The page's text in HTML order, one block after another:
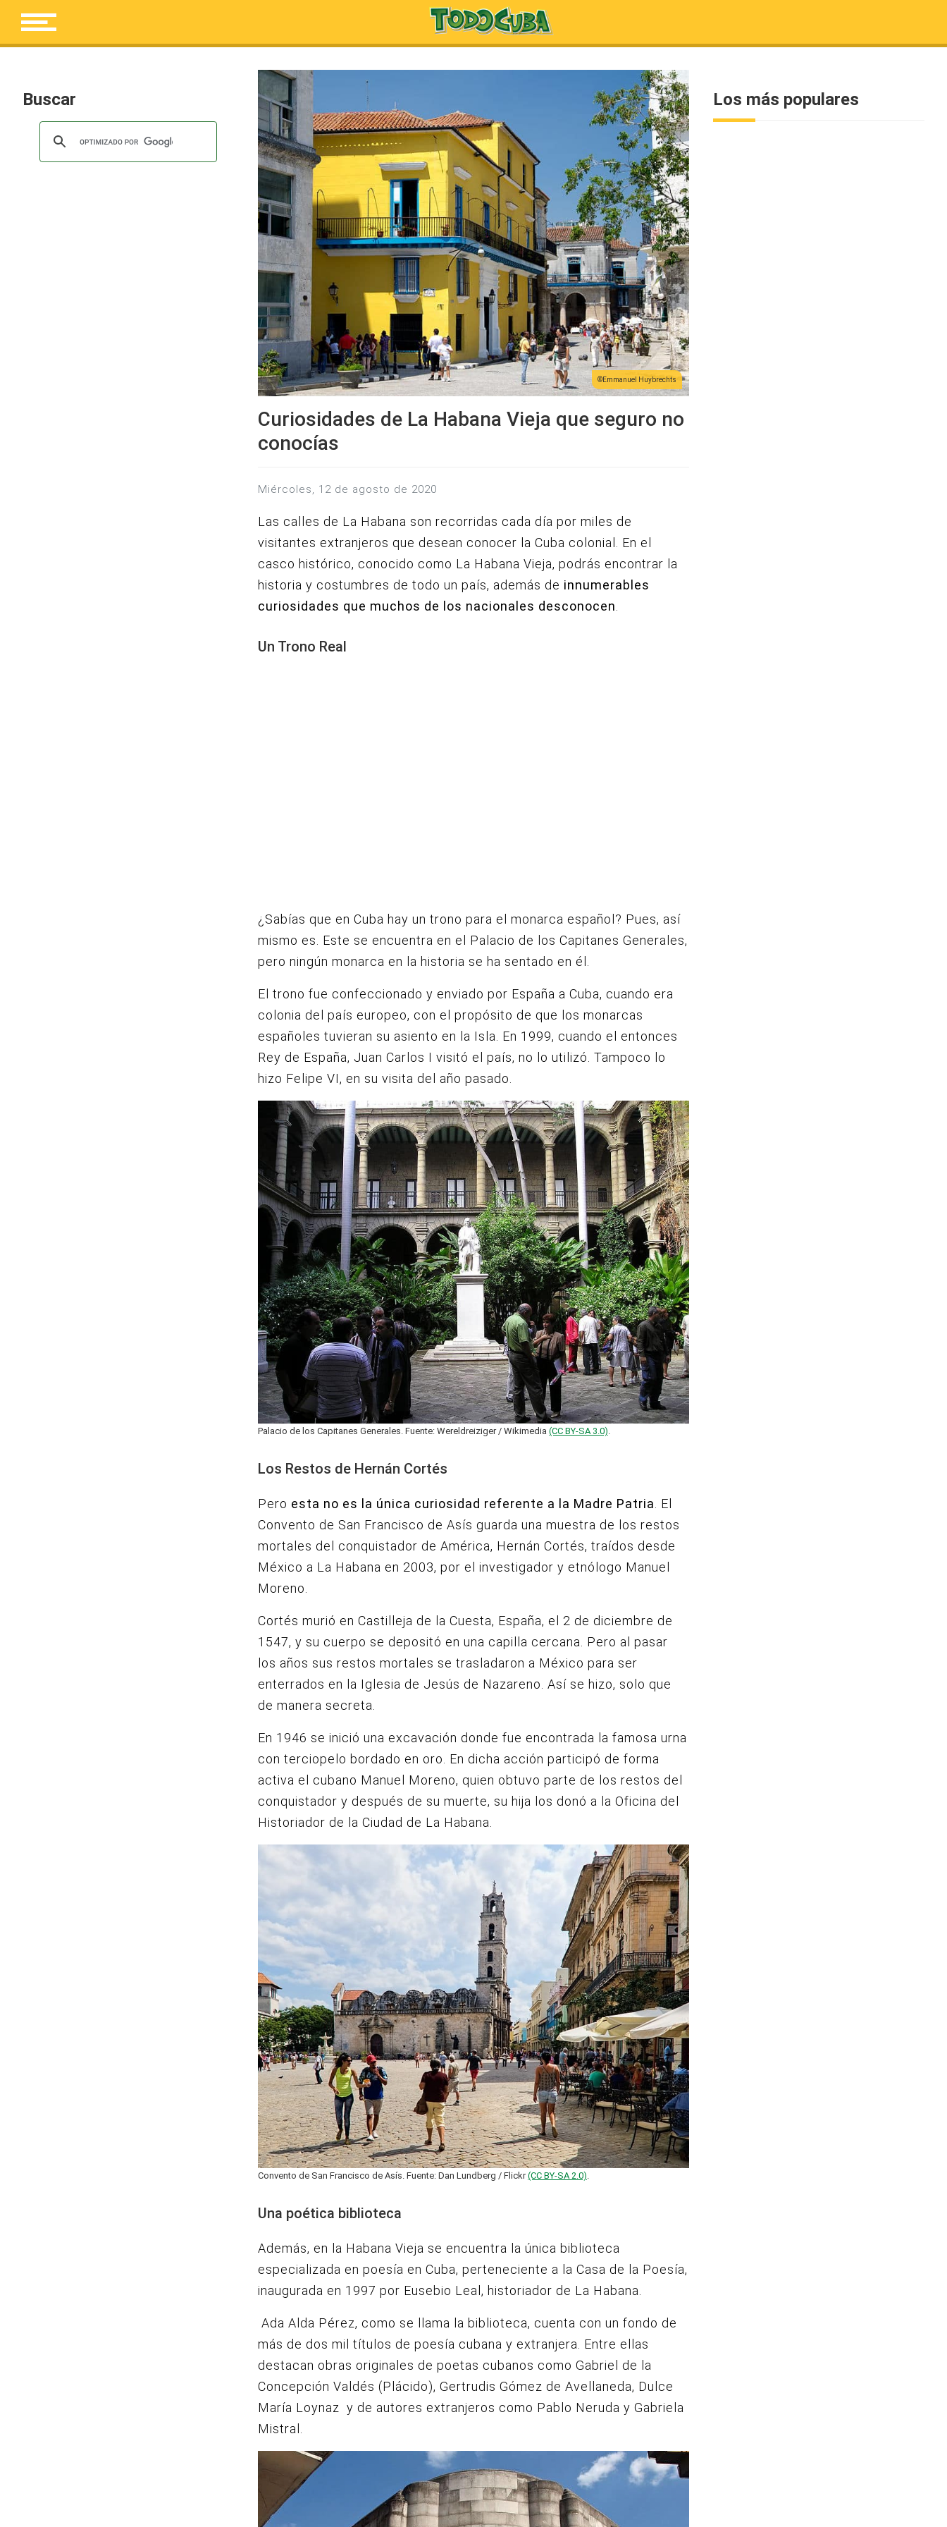
Buscar
Emmanuel Huybrechts
Curiosidades de La Habana Vieja que seguro no
conocías
miércoles, 12 de agosto de 2020
Las calles de La Habana son recorridas cada día por miles de
visitantes extranjeros que desean conocer la Cuba colonial. En el
casco histórico, conocido como La Habana Vieja, podrás encontrar la
historia y costumbres de todo un país, además de innumerables
curiosidades que muchos de los nacionales desconocen
Un Trono Real
¿Sabías que en Cuba hay un trono para el monarca español? Pues, así
mismo es. Este se encuentra en el Palacio de los Capitanes Generales,
pero ningún monarca en la historia se ha sentado en él.
El trono fue confeccionado y enviado por España a Cuba, cuando era
colonia del país europeo, con el propósito de que los monarcas
españoles tuvieran su asiento en la Isla. En 1999, cuando el entonces
Rey de España, Juan Carlos I visitó el país, no lo utilizó. Tampoco lo
hizo Felipe VI, en su visita del año pasado.
Palacio de los Capitanes Generales. Fuente: Wereldreiziger / Wikimedia (CC BY-SA 3.0).
Los Restos de Hernán Cortés
Pero esta no es la única curiosidad referente a la Madre Patria . El
Convento de San Francisco de Asís guarda una muestra de los restos
mortales del conquistador de América, Hernán Cortés, traídos desde
México a La Habana en 2003, por el investigador y etnólogo Manuel
Moreno.
Cortés murió en Castilleja de la Cuesta, España, el 2 de diciembre de
1547, y su cuerpo se depositó en una capilla cercana. Pero al pasar
los años sus restos mortales se trasladaron a México para ser
enterrados en la Iglesia de Jesús de Nazareno. Así se hizo, solo que
de manera secreta.
En 1946 se inició una excavación donde fue encontrada la famosa urna
con terciopelo bordado en oro. En dicha acción participó de forma
activa el cubano Manuel Moreno, quien obtuvo parte de los restos del
conquistador y después de su muerte, su hija los donó a la Oficina del
Historiador de la Ciudad de La Habana.
Convento de San Francisco de Asís. Fuente: Dan Lundberg / Flickr(CC BY-SA 2.0)
Una poética biblioteca
Además, en la Habana Vieja se encuentra la única biblioteca
especializada en poesía en Cuba, perteneciente a la Casa de la Poesía,
inaugurada en 1997 por Eusebio Leal, historiador de La Habana.
Ada Alda Pérez, como se llama la biblioteca, cuenta con un fondo de
más de dos mil títulos de poesía cubana y extranjera. Entre ellas
destacan obras originales de poetas cubanos como Gabriel de la
Concepción Valdés (Plácido), Gertrudis Gómez de Avellaneda, Dulce
María Loynaz y de autores extranjeros como Pablo Neruda y Gabriela
Mistral.
Los más populares